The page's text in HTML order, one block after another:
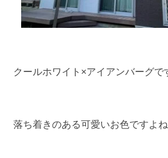
クールホワイト×アイアンバーグで
落ち着きのある可愛いお色ですよ